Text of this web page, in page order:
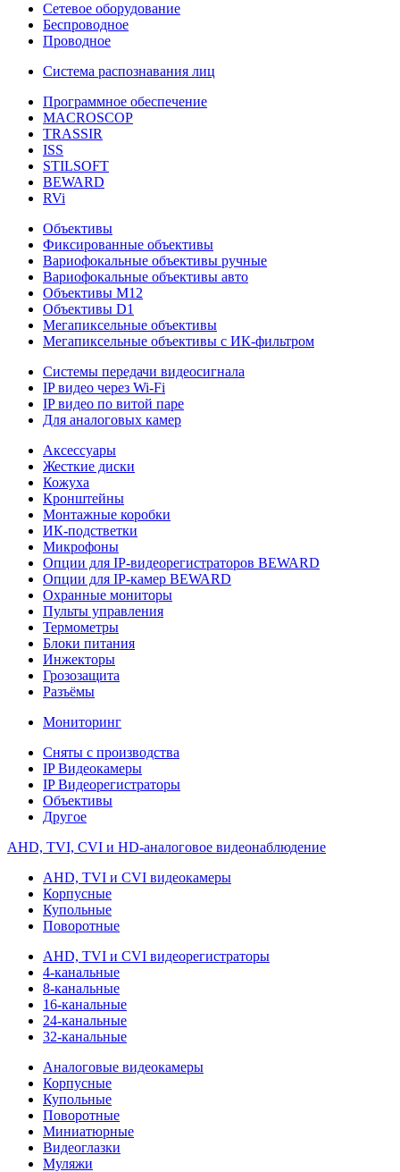
Сетевое оборудование
Беспроводное
Проводное
Система распознавания лиц
Программное обеспечение
MACROSCOP
TRASSIR
ISS
STILSOFT
BEWARD
RVi
Объективы
Фиксированные объективы
Вариофокальные объективы ручные
Вариофокальные объективы авто
Объективы М12
Объективы D1
Мегапиксельные объективы
Мегапиксельные объективы с ИК-фильтром
Системы передачи видеосигнала
IP видео через Wi-Fi
IP видео по витой паре
Для аналоговых камер
Аксессуары
Жесткие диски
Кожуха
Кронштейны
Монтажные коробки
ИК-подстветки
Микрофоны
Опции для IP-видеорегистраторов BEWARD
Опции для IP-камер BEWARD
Охранные мониторы
Пульты управления
Термометры
Блоки питания
Инжекторы
Грозозащита
Разъёмы
Мониторинг
Сняты с производства
IP Видеокамеры
IP Видеорегистраторы
Объективы
Другое
AHD, TVI, CVI и HD-аналоговое видеонаблюдение
AHD, TVI и CVI видеокамеры
Корпусные
Купольные
Поворотные
AHD, TVI и CVI видеорегистраторы
4-канальные
8-канальные
16-канальные
24-канальные
32-канальные
Аналоговые видеокамеры
Корпусные
Купольные
Поворотные
Миниатюрные
Видеоглазки
Муляжи